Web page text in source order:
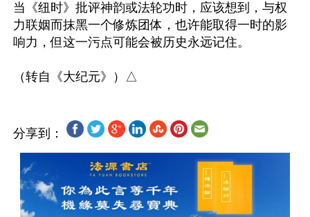
当《纽时》批评神韵或法轮功时，应该想到，与权
力联姻而抹黑一个修炼团体，也许能取得一时的影
响力，但这一污点可能会被历史永远记住。
分享到：